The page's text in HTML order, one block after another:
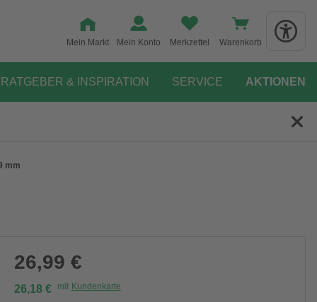
Mein Markt Mein Konto Merkzettel Warenkorb
RATGEBER & INSPIRATION SERVICE AKTIONEN
mm
26,99 €
26,18 € mit Kundenkarte